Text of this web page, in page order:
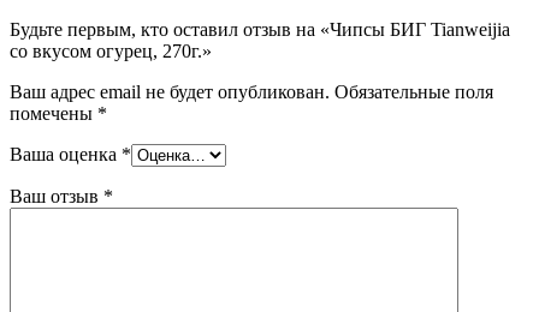
Будьте первым, кто оставил отзыв на «Чипсы БИГ Tianweijia
со вкусом огурец, 270г.»
Ваш адрес email не будет опубликован. Обязательные поля
помечены *
Ваша оценка *
Ваш отзыв *